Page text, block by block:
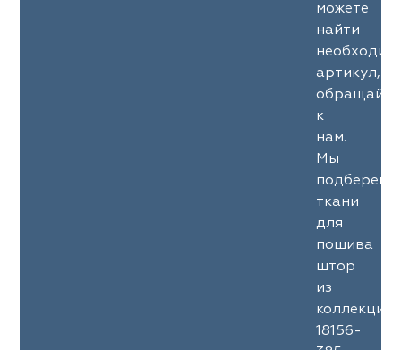
можете
найти
артикул,
к
нам.
Мы
подберем
ткани
для
пошива
штор
из
18156-